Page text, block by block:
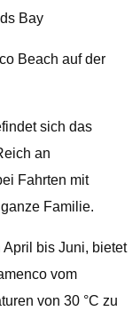
Bay
Beach auf der
sich das
an
Fahrten mit
Familie.
bis Juni, bietet
vom
von 30 °C zu